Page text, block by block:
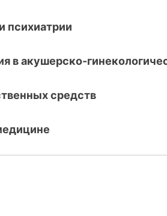
психиатрии
в акушерско-
средств